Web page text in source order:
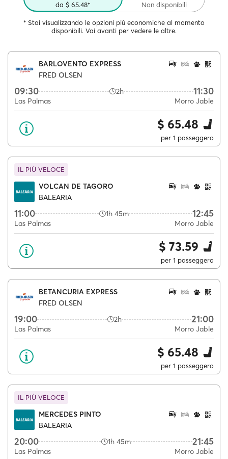
da $ 65.48* Non disponibili
* Stai visualizzando le opzioni più economiche al momento
disponibili. Vai avanti per vedere le altre.
BARLOVENTO EXPRESS
FRED OLSEN
09:30 2h 11:30
Las Palmas Morro Jable
$ 65.48
per 1 passeggero
IL PIÙ VELOCE
VOLCAN DE TAGORO
BALEARIA
11:00 1h 45m 12:45
Las Palmas Morro Jable
$ 73.59
per 1 passeggero
BETANCURIA EXPRESS
FRED OLSEN
19:00 2h 21:00
Las Palmas Morro Jable
$ 65.48
per 1 passeggero
IL PIÙ VELOCE
MERCEDES PINTO
BALEARIA
20:00 1h 45m 21:45
Las Palmas Morro Jable